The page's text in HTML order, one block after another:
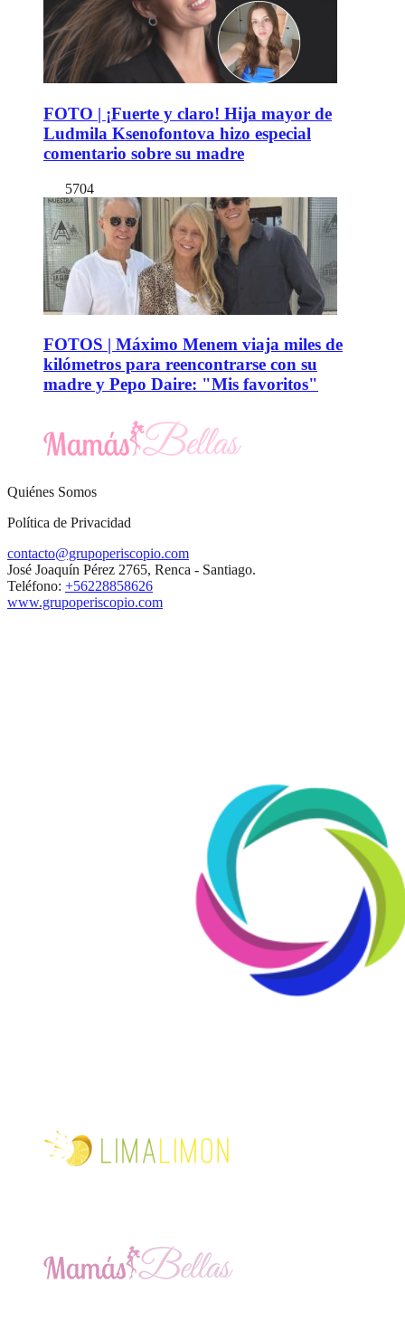
FOTO | ¡Fuerte y claro! Hija mayor de
Ludmila Ksenofontova hizo especial
comentario sobre su madre
5704
FOTOS | Máximo Menem viaja miles de
kilómetros para reencontrarse con su
madre y Pepo Daire: "Mis favoritos"
Quiénes Somos
Política de Privacidad
contacto@grupoperiscopio.com
José Joaquín Pérez 2765, Renca - Santiago.
Teléfono: +56228858626
www.grupoperiscopio.com